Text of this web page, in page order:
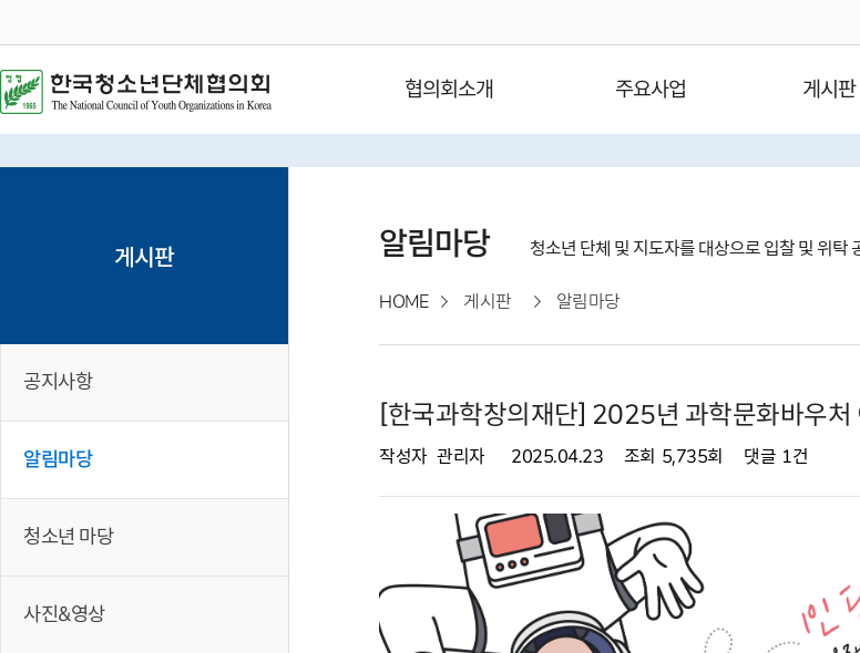
협의회소개 주요사업 게시판
게시판
공지사항
알림마당
청소년 마당
사진&영상
알림마당 청소년 단체 및 지도자를 대상으로 입찰 및 위탁
HOME 게시판 알림마당
[한국과학창의재단] 2025년 과학문화바우처
작성자 관리자 2025.04.23 조회 5,735회 댓글 1건